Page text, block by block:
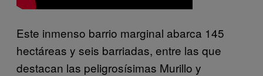
Este inmenso barrio marginal abarca 145
hectáreas y seis barriadas, entre las que
destacan las peligrosísimas Murillo y